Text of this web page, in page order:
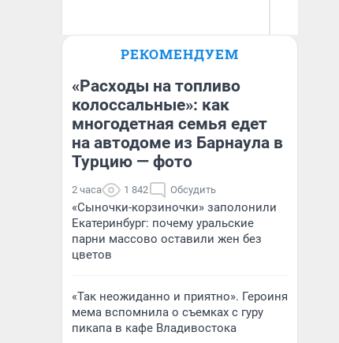
Анатолий Кузнецов
РЕКОМЕНДУЕМ
«Расходы на топливо
колоссальные»: как
многодетная семья едет
на автодоме из Барнаула в
Турцию — фото
2 часа 1 842 Обсудить
«Сыночки-корзиночки» заполонили
Екатеринбург: почему уральские
парни массово оставили жен без
цветов
«Так неожиданно и приятно». Героиня
мема вспомнила о съемках с гуру
пикапа в кафе Владивостока